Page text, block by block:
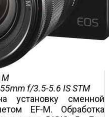
M
f/3.5-5.6 IS STM
установку сменной
EF-M. Обработка